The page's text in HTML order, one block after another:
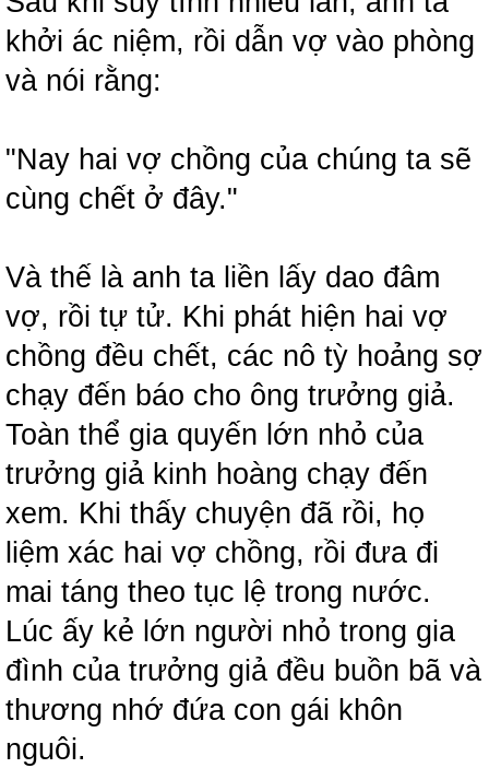
khởi ác niệm, rồi dẫn vợ vào phòng
và nói rằng:
"Nay hai vợ chồng của chúng ta sẽ
cùng chết ở đây."
Và thế là anh ta liền lấy dao đâm
vợ, rồi tự tử. Khi phát hiện hai vợ
chồng đều chết, các nô tỳ hoảng sợ
chạy đến báo cho ông trưởng giả.
Toàn thể gia quyến lớn nhỏ của
trưởng giả kinh hoàng chạy đến
xem. Khi thấy chuyện đã rồi, họ
liệm xác hai vợ chồng, rồi đưa đi
mai táng theo tục lệ trong nước.
Lúc ấy kẻ lớn người nhỏ trong gia
đình của trưởng giả đều buồn bã và
thương nhớ đứa con gái khôn
nguôi.